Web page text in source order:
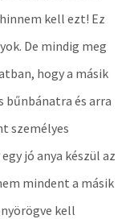
kell ezt! Ez
De mindig meg
hogy a másik
bűnbánatra és arra
személyes
jó anya készül az
mindent a másik
kell